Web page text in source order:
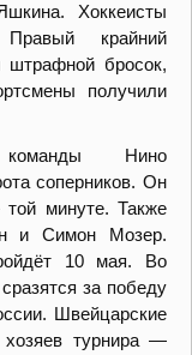
Хоккеисты
крайний
бросок,
получили
команды Нино
соперников. Он
минуте. Также
и Симон Мозер.
10 мая. Во
за победу
Швейцарские
турнира —